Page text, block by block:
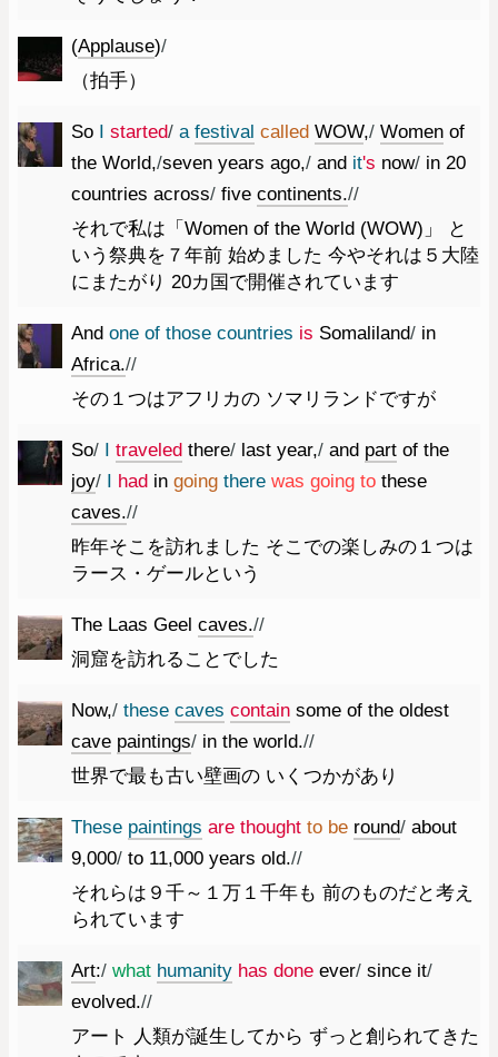
(Applause)/
（拍手）
So I started/ a festival called WOW,/ Women of
the World,/seven years ago,/ and it's now/ in 20
countries across/ five continents.//
それで私は「Women of the World (WOW)」 と
いう祭典を７年前 始めました 今やそれは５大陸
にまたがり 20カ国で開催されています
And one of those countries is Somaliland/ in
Africa.//
その１つはアフリカの ソマリランドですが
So/ I traveled there/ last year,/ and part of the
joy/ I had in going there was going to these
caves.//
昨年そこを訪れました そこでの楽しみの１つは
ラース・ゲールという
The Laas Geel caves.//
洞窟を訪れることでした
Now,/ these caves contain some of the oldest
cave paintings/ in the world.//
世界で最も古い壁画の いくつかがあり
These paintings are thought to be round/ about
9,000/ to 11,000 years old.//
それらは９千～１万１千年も 前のものだと考え
られています
Art:/ what humanity has done ever/ since it/
evolved.//
アート 人類が誕生してから ずっと創られてきた